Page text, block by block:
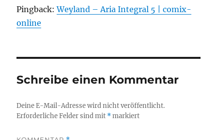
Pingback:Weyland – Aria Integral 5 | comix-
online
Schreibe einen Kommentar
Deine E-Mail-Adresse wird nicht veröffentlicht.
Erforderliche Felder sind mit *markiert